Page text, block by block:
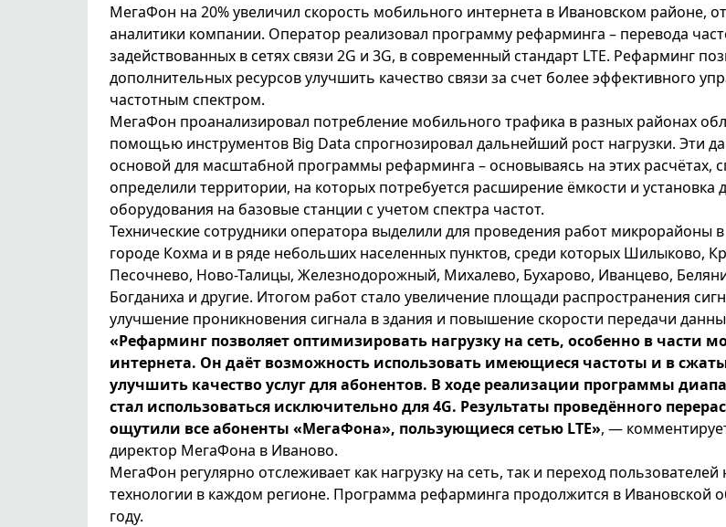
МегаФон на 20% увеличил скорость мобильного интернета в Ивановском районе,
аналитики компании. Оператор реализовал программу рефарминга – перевода
задействованных в сетях связи 2G и 3G, в современный стандарт LTE. Рефарминг
дополнительных ресурсов улучшить качество связи за счет более эффективного
частотным спектром.
МегаФон проанализировал потребление мобильного трафика в разных районах
помощью инструментов Big Data спрогнозировал дальнейший рост нагрузки. Эти
основой для масштабной программы рефарминга – основываясь на этих расчётах,
определили территории, на которых потребуется расширение ёмкости и установка
оборудования на базовые станции с учетом спектра частот.
Технические сотрудники оператора выделили для проведения работ микрорайоны
городе Кохма и в ряде небольших населенных пунктов, среди которых Шилыково,
Песочнево, Ново-Талицы, Железнодорожный, Михалево, Бухарово, Иванцево,
Богданиха и другие. Итогом работ стало увеличение площади распространения
улучшение проникновения сигнала в здания и повышение скорости передачи
«Рефарминг позволяет оптимизировать нагрузку на сеть, особенно в части
интернета. Он даёт возможность использовать имеющиеся частоты и в
улучшить качество услуг для абонентов. В ходе реализации программы
стал использоваться исключительно для 4G. Результаты проведённого
ощутили все абоненты «МегаФона», пользующиеся сетью LTE», —
директор МегаФона в Иваново.
МегаФон регулярно отслеживает как нагрузку на сеть, так и переход
технологии в каждом регионе. Программа рефарминга продолжится в Ивановской
году.